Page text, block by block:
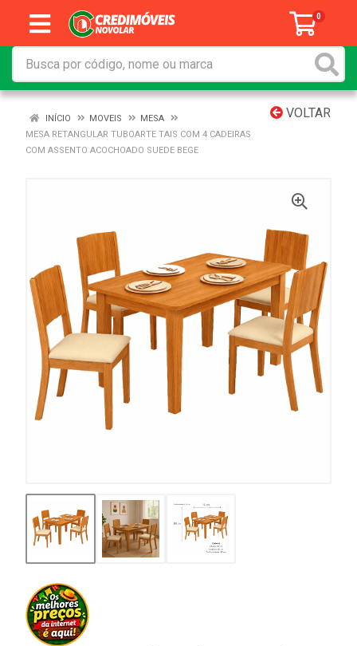
0
VOLTAR
INÍCIO MOVEIS
MESA
MESA RETANGULAR TUBOARTE TAIS COM 4 CADEIRAS
COM ASSENTO ACOCHOADO SUEDE BEGE